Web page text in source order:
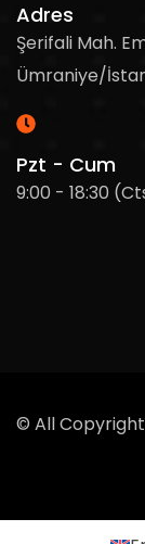
Adres
Şerifali Mah.
Ümraniye/
Pzt - Cum
9:00 - 18:30
© All